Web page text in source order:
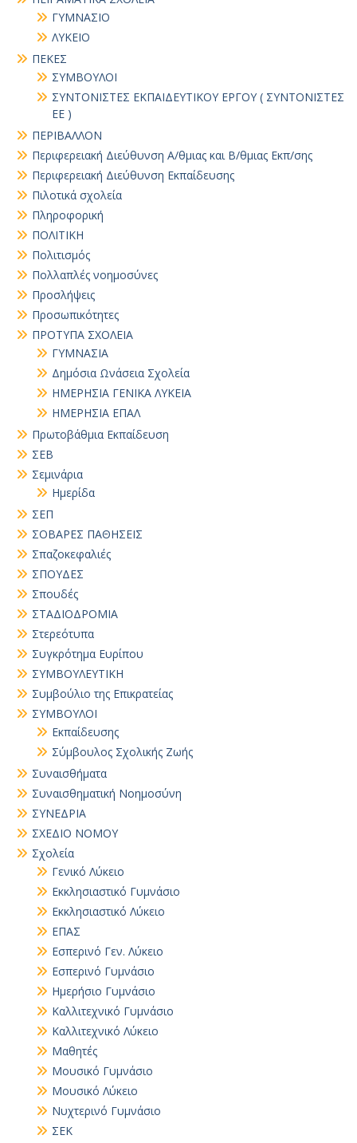
ΓΥΜΝΑΣΙΟ
ΛΥΚΕΙΟ
ΠΕΚΕΣ
ΣΥΜΒΟΥΛΟΙ
ΣΥΝΤΟΝΙΣΤΕΣ ΕΚΠΑΙΔΕΥΤΙΚΟΥ ΕΡΓΟΥ ( ΣΥΝΤΟΝΙΣΤΕΣ
ΕΕ )
ΠΕΡΙΒΑΛΛΟΝ
Περιφερειακή Διεύθυνση Α/θμιας και Β/θμιας Εκπ/σης
Περιφερειακή Διεύθυνση Εκπαίδευσης
Πιλοτικά σχολεία
Πληροφορική
ΠΟΛΙΤΙΚΗ
Πολιτισμός
Πολλαπλές νοημοσύνες
Προσλήψεις
Προσωπικότητες
ΠΡΟΤΥΠΑ ΣΧΟΛΕΙΑ
ΓΥΜΝΑΣΙΑ
Δημόσια Ωνάσεια Σχολεία
ΗΜΕΡΗΣΙΑ ΓΕΝΙΚΑ ΛΥΚΕΙΑ
ΗΜΕΡΗΣΙΑ ΕΠΑΛ
Πρωτοβάθμια Εκπαίδευση
ΣΕΒ
Σεμινάρια
Ημερίδα
ΣΕΠ
ΣΟΒΑΡΕΣ ΠΑΘΗΣΕΙΣ
Σπαζοκεφαλιές
ΣΠΟΥΔΕΣ
Σπουδές
ΣΤΑΔΙΟΔΡΟΜΙΑ
Στερεότυπα
Συγκρότημα Ευρίπου
ΣΥΜΒΟΥΛΕΥΤΙΚΗ
Συμβούλιο της Επικρατείας
ΣΥΜΒΟΥΛΟΙ
Εκπαίδευσης
Σύμβουλος Σχολικής Ζωής
Συναισθήματα
Συναισθηματική Νοημοσύνη
ΣΥΝΕΔΡΙΑ
ΣΧΕΔΙΟ ΝΟΜΟΥ
Σχολεία
Γενικό Λύκειο
Εκκλησιαστικό Γυμνάσιο
Εκκλησιαστικό Λύκειο
ΕΠΑΣ
Εσπερινό Γεν. Λύκειο
Εσπερινό Γυμνάσιο
Ημερήσιο Γυμνάσιο
Καλλιτεχνικό Γυμνάσιο
Καλλιτεχνικό Λύκειο
Μαθητές
Μουσικό Γυμνάσιο
Μουσικό Λύκειο
Νυχτερινό Γυμνάσιο
ΣΕΚ